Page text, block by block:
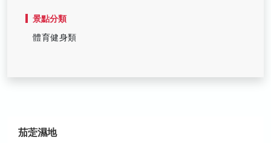
景點分類
體育健身類
茄萣濕地